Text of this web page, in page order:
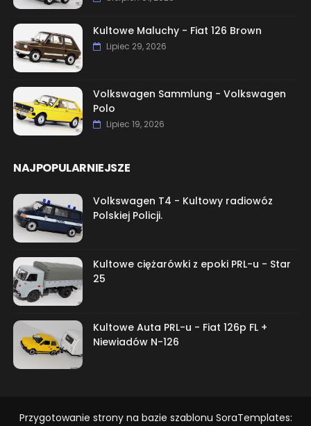
Kultowe Maluchy - Fiat 126 Brown
Lipiec 29, 2026
Volkswagen Sammlung - Volkswagen
Polo
Lipiec 19, 2026
NAJPOPULARNIEJSZE
Volkswagen T4 - Kultowy radiowóz
Polskiej Policji.
Kultowe ciężarówki z epoki PRL-u - Star
25
Kultowe Auta PRL-u - Fiat 126p FL +
Niewiadów N-126
Przygotowanie strony na bazie szablonu SoraTemplates: